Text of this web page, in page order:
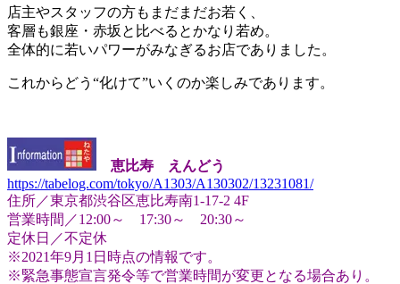
店主やスタッフの方もまだまだお若く、
客層も銀座・赤坂と比べるとかなり若め。
全体的に若いパワーがみなぎるお店でありました。
これからどう“化けて”いくのか楽しみであります。
恵比寿 えんどう
https://tabelog.com/tokyo/A1303/A130302/13231081/
住所／東京都渋谷区恵比寿南1-17-2 4F
営業時間／12:00～ 17:30～ 20:30～
定休日／不定休
※2021年9月1日時点の情報です。
※緊急事態宣言発令等で営業時間が変更となる場合あり。